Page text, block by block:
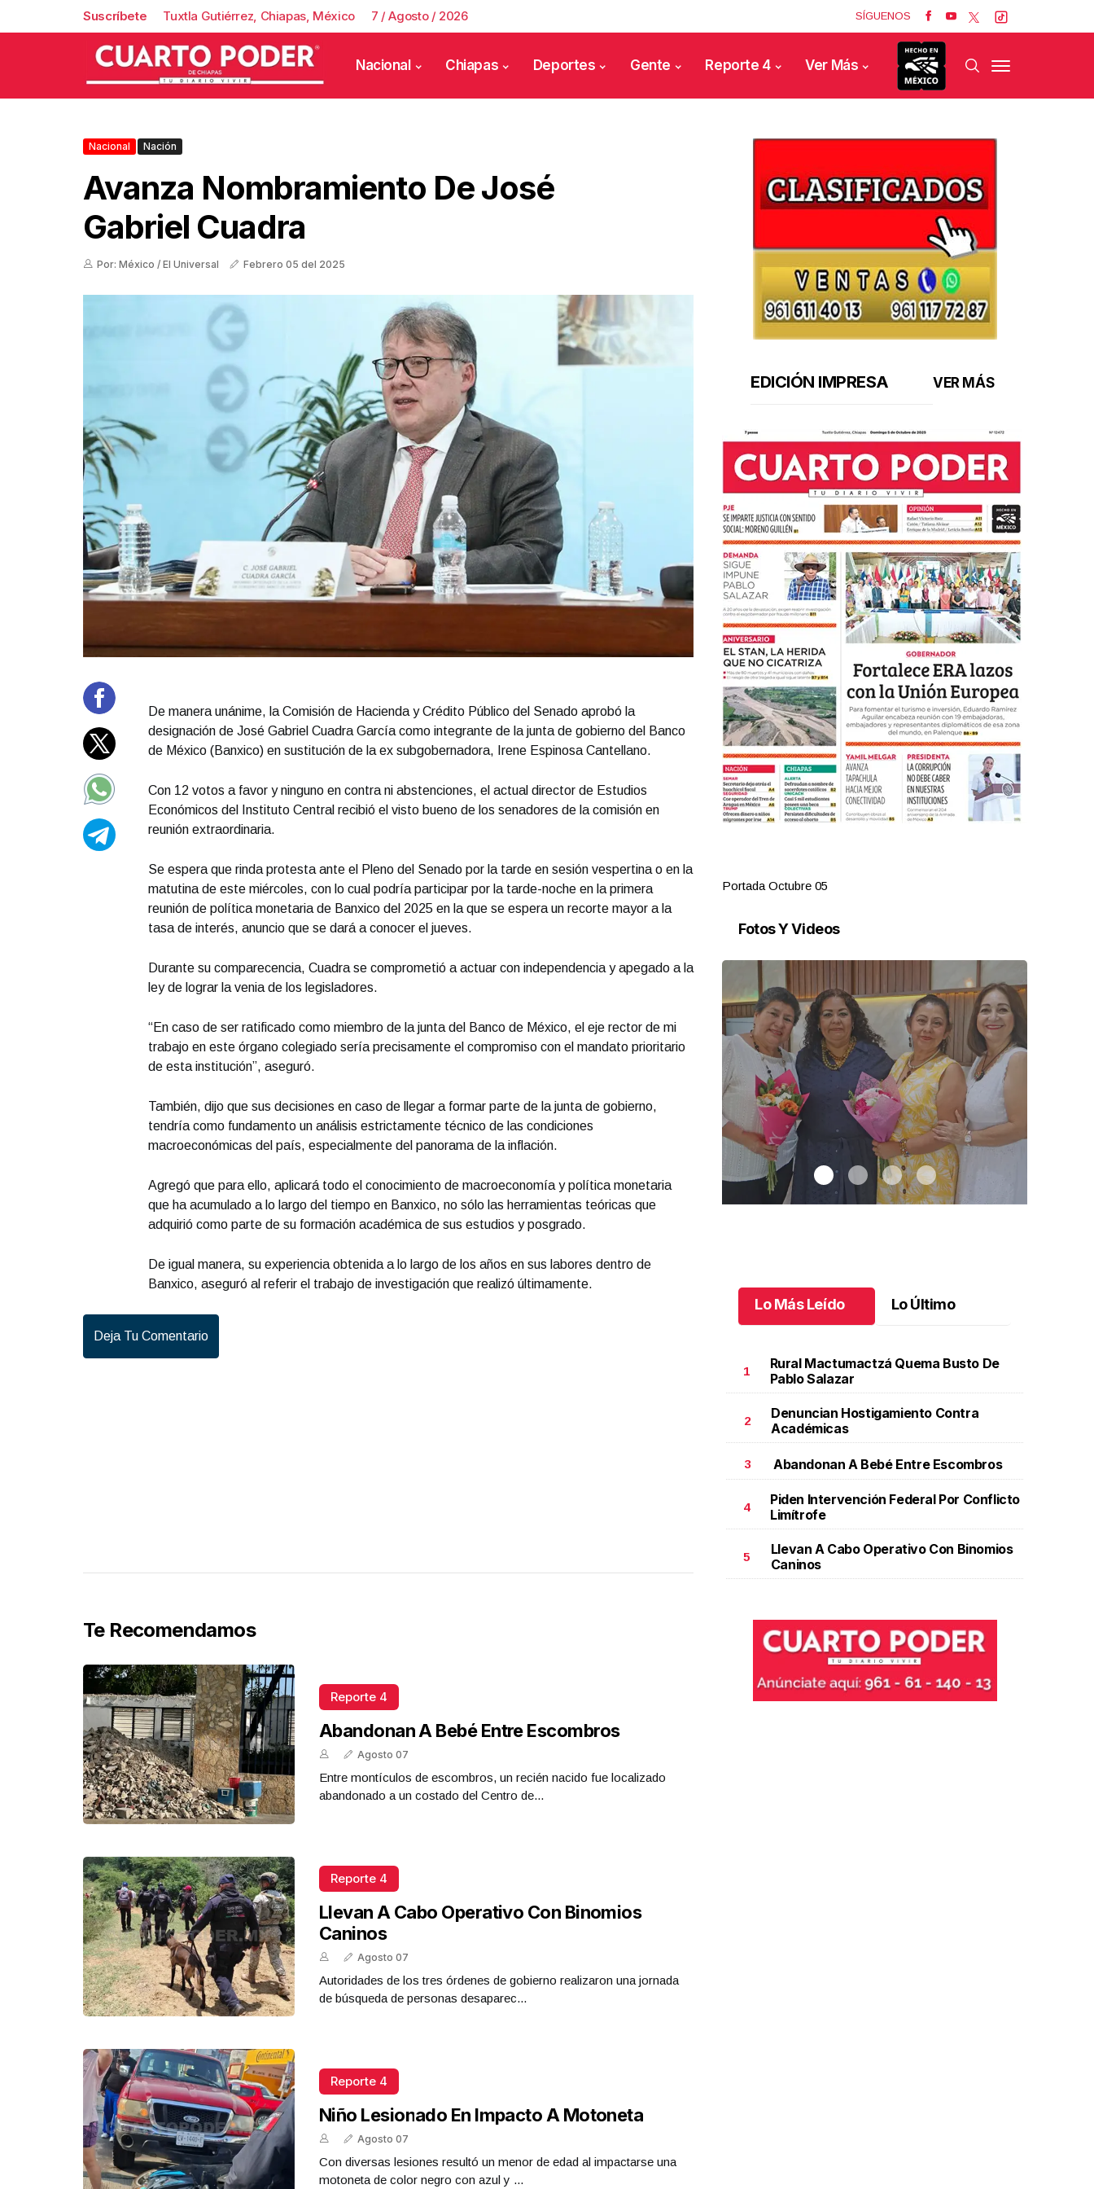
Suscríbete Tuxtla Gutiérrez, Chiapas, México 7 / Agosto / 2026 SÍGUENOS
Nacional Chiapas Deportes Gente Reporte 4 Ver Más
Nacional Nación
Avanza Nombramiento De José
Gabriel Cuadra
Por: México / El Universal Febrero 05 del 2025
De manera unánime, la Comisión de Hacienda y Crédito Público del Senado aprobó la
designación de José Gabriel Cuadra García como integrante de la junta de gobierno del Banco
de México (Banxico) en sustitución de la ex subgobernadora, Irene Espinosa Cantellano.
Con 12 votos a favor y ninguno en contra ni abstenciones, el actual director de Estudios
Económicos del Instituto Central recibió el visto bueno de los senadores de la comisión en
reunión extraordinaria.
Se espera que rinda protesta ante el Pleno del Senado por la tarde en sesión vespertina o en la
matutina de este miércoles, con lo cual podría participar por la tarde-noche en la primera
reunión de política monetaria de Banxico del 2025 en la que se espera un recorte mayor a la
tasa de interés, anuncio que se dará a conocer el jueves.
Durante su comparecencia, Cuadra se comprometió a actuar con independencia y apegado a la
ley de lograr la venia de los legisladores.
“En caso de ser ratificado como miembro de la junta del Banco de México, el eje rector de mi
trabajo en este órgano colegiado sería precisamente el compromiso con el mandato prioritario
de esta institución”, aseguró.
También, dijo que sus decisiones en caso de llegar a formar parte de la junta de gobierno,
tendría como fundamento un análisis estrictamente técnico de las condiciones
macroeconómicas del país, especialmente del panorama de la inflación.
Agregó que para ello, aplicará todo el conocimiento de macroeconomía y política monetaria
que ha acumulado a lo largo del tiempo en Banxico, no sólo las herramientas teóricas que
adquirió como parte de su formación académica de sus estudios y posgrado.
De igual manera, su experiencia obtenida a lo largo de los años en sus labores dentro de
Banxico, aseguró al referir el trabajo de investigación que realizó últimamente.
Deja Tu Comentario
Te Recomendamos
Reporte 4
Abandonan A Bebé Entre Escombros
Agosto 07
Entre montículos de escombros, un recién nacido fue localizado
abandonado a un costado del Centro de...
Reporte 4
Llevan A Cabo Operativo Con Binomios
Caninos
Agosto 07
Autoridades de los tres órdenes de gobierno realizaron una jornada
de búsqueda de personas desaparec...
Reporte 4
Niño Lesionado En Impacto A Motoneta
Agosto 07
Con diversas lesiones resultó un menor de edad al impactarse una
motoneta de color negro con azul y ...
EDICIÓN IMPRESA VER MÁS
Portada Octubre 02 Portada Octubre 05
Fotos Y Videos
Una emotiva jubilación en educación especial.Una
emotiva jubilación en educación especial
Lo Más Leído Lo Último
1
Rural Mactumactzá Quema Busto De
Pablo Salazar
2
Denuncian Hostigamiento Contra
Académicas
3 Abandonan A Bebé Entre Escombros
4
Piden Intervención Federal Por Conflicto
Limítrofe
5
Llevan A Cabo Operativo Con Binomios
Caninos